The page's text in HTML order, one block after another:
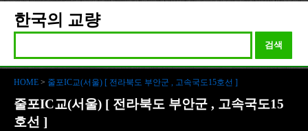
한국의 교량
검색
HOME > 줄포IC교(서울) [ 전라북도 부안군 , 고속국도15호선 ]
줄포IC교(서울) [ 전라북도 부안군 , 고속국도15
호선 ]